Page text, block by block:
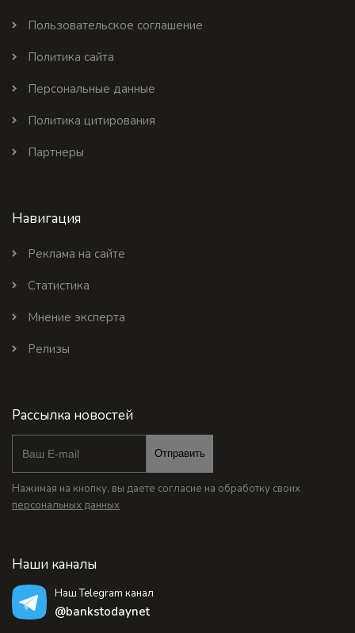
Пользовательское соглашение
Политика сайта
Персональные данные
Политика цитирования
Партнеры
Навигация
Реклама на сайте
Статистика
Мнение эксперта
Релизы
Рассылка новостей
Отправить
Нажимая на кнопку, вы даете согласие на обработку своих
персональных данных
Наши каналы
Наш Telegram канал
@bankstodaynet